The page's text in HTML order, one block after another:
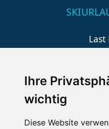
Ihre
wichtig
Diese Website